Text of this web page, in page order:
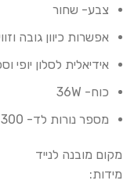
צבע- שחור
אפשרות כיוון גובה וזווית
אידיאלית לסלון יופי
כוח- 36W
מספר נורות לד- 300
מקום מובנה לנייד
מידות: